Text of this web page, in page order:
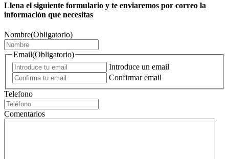
Llena el siguiente formulario y te enviaremos por correo la
información que necesitas
Nombre(Obligatorio)
Email(Obligatorio)
Introduce un email
Confirmar email
Telefono
Comentarios